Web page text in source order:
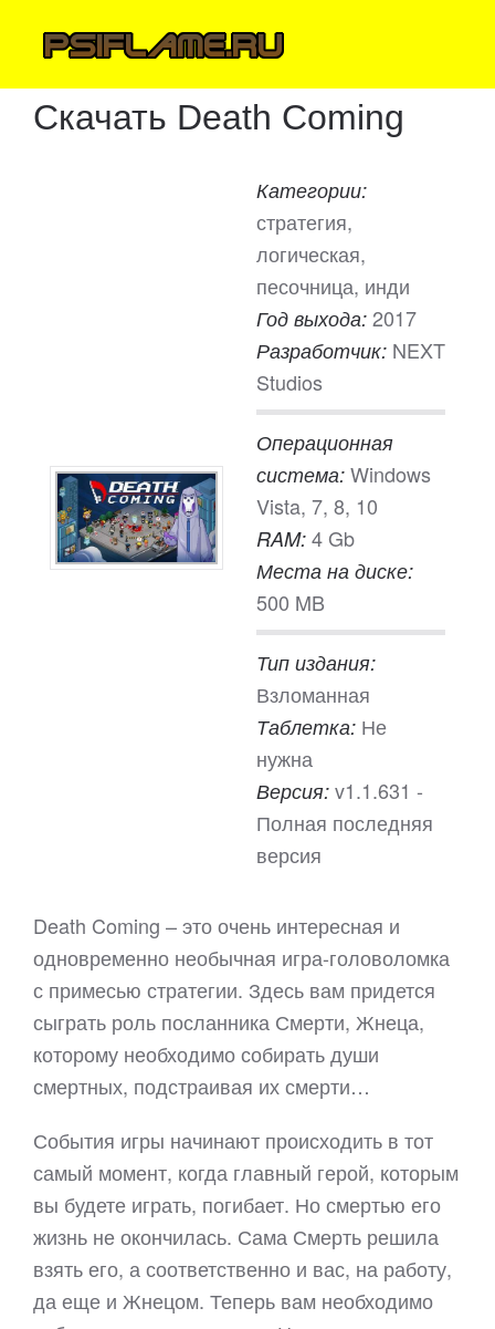
Скачать Death Coming
Категории:
стратегия,
логическая,
песочница, инди
Год выхода: 2017
Разработчик: NEXT
Studios
Операционная
система: Windows
Vista, 7, 8, 10
RAM: 4 Gb
Места на диске:
500 MB
Тип издания:
Взломанная
Таблетка: Не
нужна
Версия: v1.1.631 -
Полная последняя
версия
Death Coming – это очень интересная и
одновременно необычная игра-головоломка
с примесью стратегии. Здесь вам придется
сыграть роль посланника Смерти, Жнеца,
которому необходимо собирать души
смертных, подстраивая их смерти…
События игры начинают происходить в тот
самый момент, когда главный герой, которым
вы будете играть, погибает. Но смертью его
жизнь не окончилась. Сама Смерть решила
взять его, а соответственно и вас, на работу,
да еще и Жнецом. Теперь вам необходимо